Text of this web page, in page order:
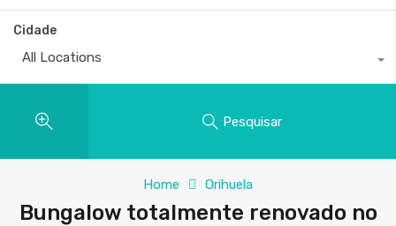
Cidade
All Locations
Pesquisar
Home Orihuela
Bungalow totalmente renovado no